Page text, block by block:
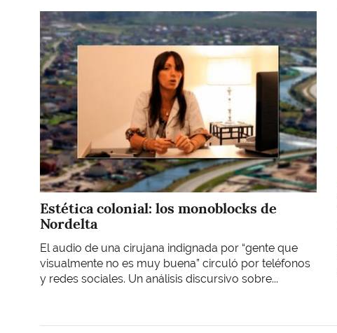
Imagen
Estética colonial: los monoblocks de
Nordelta
El audio de una cirujana indignada por “gente que
visualmente no es muy buena” circuló por teléfonos
y redes sociales. Un análisis discursivo sobre...